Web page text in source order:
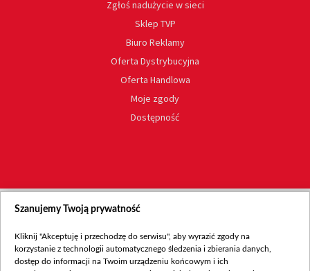
Zgłoś nadużycie w sieci
Sklep TVP
Biuro Reklamy
Oferta Dystrybucyjna
Oferta Handlowa
Moje zgody
Dostępność
Szanujemy Twoją prywatność
Kliknij "Akceptuję i przechodzę do serwisu", aby wyrazić zgody na
korzystanie z technologii automatycznego śledzenia i zbierania danych,
dostęp do informacji na Twoim urządzeniu końcowym i ich